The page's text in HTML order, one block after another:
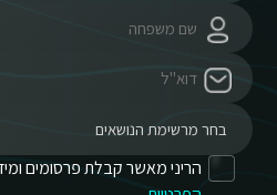
הריני מאשר קבלת פרסומים